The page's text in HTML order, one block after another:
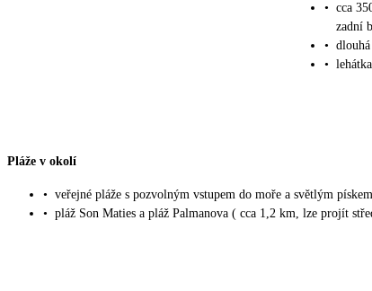
• cca
zadní
•
•
Pláže v okolí
• veřejné pláže s pozvolným vstupem do moře a světlým
• pláž Son Maties a pláž Palmanova ( cca 1,2 km, lze projít